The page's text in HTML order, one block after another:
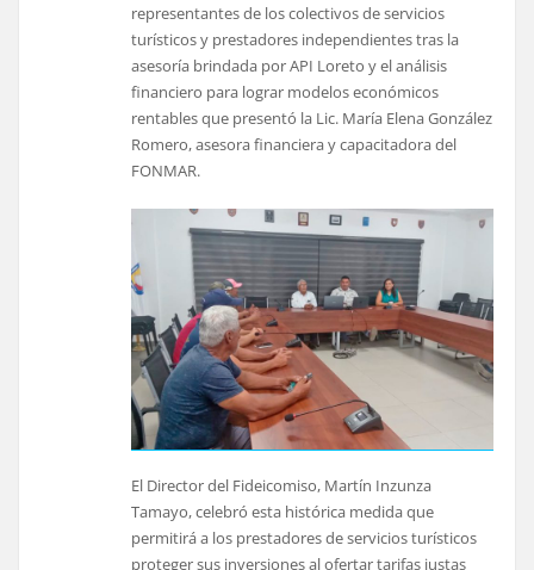
representantes de los colectivos de servicios
turísticos y prestadores independientes tras la
asesoría brindada por API Loreto y el análisis
financiero para lograr modelos económicos
rentables que presentó la Lic. María Elena González
Romero, asesora financiera y capacitadora del
FONMAR.
El Director del Fideicomiso, Martín Inzunza
Tamayo, celebró esta histórica medida que
permitirá a los prestadores de servicios turísticos
proteger sus inversiones al ofertar tarifas justas